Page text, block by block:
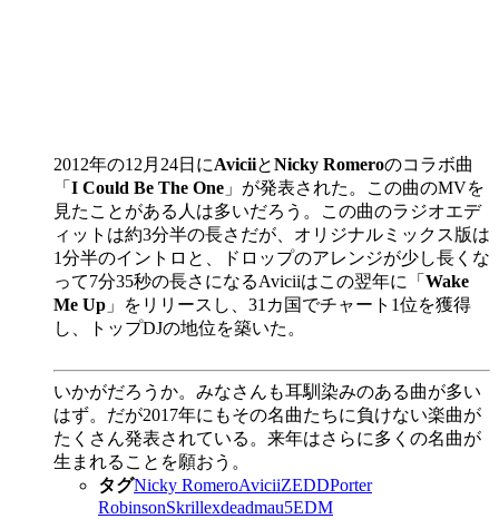
2012年の12月24日にAviciiとNicky Romeroのコラボ曲
「 I Could Be The One 」が発表された。この曲のMVを
見たことがある人は多いだろう。この曲のラジオエデ
ィットは約3分半の長さだが、オリジナルミックス版は
1分半のイントロと、ドロップのアレンジが少し長くな
って7分35秒の長さになるAviciiはこの翌年に「 Wake
Me Up 」をリリースし、31カ国でチャート1位を獲得
し、トップDJの地位を築いた。
いかがだろうか。みなさんも耳馴染みのある曲が多い
はず。だが2017年にもその名曲たちに負けない楽曲が
たくさん発表されている。来年はさらに多くの名曲が
生まれることを願おう。
タグNicky RomeroAviciiZEDDPorter
RobinsonSkrillexdeadmau5EDM